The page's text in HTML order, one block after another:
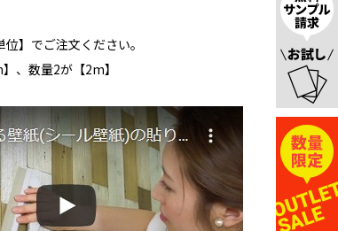
】でご注文ください。
、数量2が【2m】